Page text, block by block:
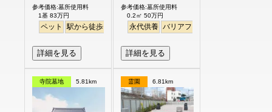
参考価格:墓所使用料
1基 83万円
ペット 駅から徒歩
詳細を見る
参考価格:墓所使用料
0.2㎡ 50万円
永代供養 バリアフリー
詳細を見る
寺院墓地 5.81km 霊園 6.81km